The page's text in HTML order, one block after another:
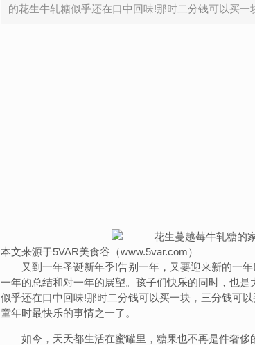
的花生牛轧糖似乎还在口中回味!那时二分钱可以买一
本文来源于5VAR美食谷（www.5var.com）
又到一年圣诞新年季!告别一年，又要迎来新的一年
一年的总结和对一年的展望。孩子们快乐的同时，也是
似乎还在口中回味!那时二分钱可以买一块，三分钱可
童年时最快乐的事情之一了。
如今，天天都生活在蜜罐里，糖果也不再是件奢侈